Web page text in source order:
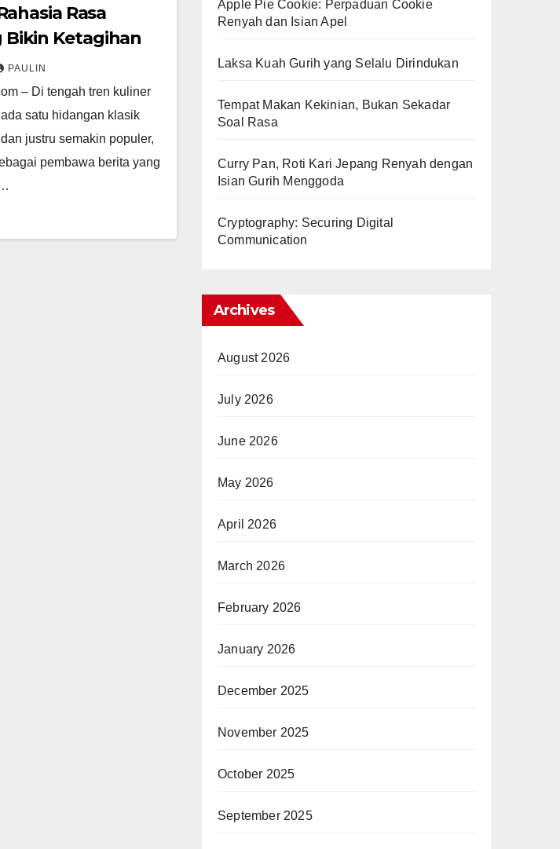
Rasa
Ketagihan
PAULIN
– Di tengah tren kuliner
satu hidangan klasik
justru semakin populer,
pembawa berita yang
Apple Pie Cookie: Perpaduan Cookie
Renyah dan Isian Apel
Laksa Kuah Gurih yang Selalu Dirindukan
Tempat Makan Kekinian, Bukan Sekadar
Soal Rasa
Curry Pan, Roti Kari Jepang Renyah dengan
Isian Gurih Menggoda
Cryptography: Securing Digital
Communication
Archives
August 2026
July 2026
June 2026
May 2026
April 2026
March 2026
February 2026
January 2026
December 2025
November 2025
October 2025
September 2025